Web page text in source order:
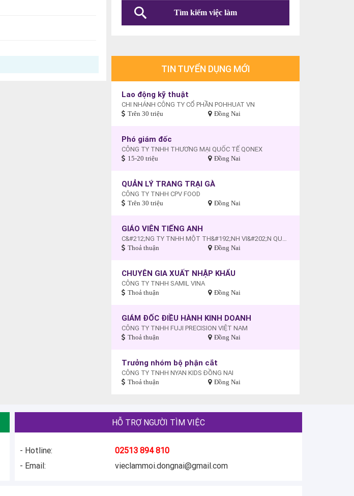
TIN TUYỂN DỤNG MỚI
Lao động kỹ thuật
CHI NHÁNH CÔNG TY CỔ PHẦN POHHUAT VN
Trên 30 triệu Đồng Nai
Phó giám đốc
CÔNG TY TNHH THƯƠNG MẠI QUỐC TẾ QONEX
15-20 triệu Đồng Nai
QUẢN LÝ TRANG TRẠI GÀ
CÔNG TY TNHH CPV FOOD
Trên 30 triệu Đồng Nai
GIÁO VIÊN TIẾNG ANH
C&#212;NG TY TNHH MỘT TH&#192;NH VI&#202;N QUỐC TẾ MỸ
Thoả thuận Đồng Nai
CHUYÊN GIA XUẤT NHẬP KHẨU
CÔNG TY TNHH SAMIL VINA
Thoả thuận Đồng Nai
GIÁM ĐỐC ĐIỀU HÀNH KINH DOANH
CÔNG TY TNHH FUJI PRECISION VIỆT NAM
Thoả thuận Đồng Nai
Trưởng nhóm bộ phận cắt
CÔNG TY TNHH NYAN KIDS ĐỒNG NAI
Thoả thuận Đồng Nai
HỖ TRỢ NGƯỜI TÌM VIỆC
- Hotline:
02513 894 810
- Email:
vieclammoi.dongnai@gmail.com